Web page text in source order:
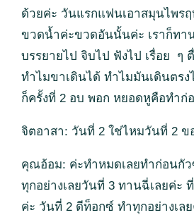
ด้วยค่ะ วันแรกแฟนเอาสมุนไพร
ขวดน้ำค่ะขวดอันนั้นค่ะ เราก็ท
บรรยายไป จิบไป ฟังไป เรื่อย
ทำไมขาเดินได้ ทำไมมันเดินตร
ก็ครั้งที่ 2 อบ พอก หยอดหูคือทำก่
จิตอาสา: วันที่ 2 ใช่ไหมวันที่ 2 ข
คุณอ้อม: ค่ะทำหมดเลยทำก่อนกั
ทุกอย่างเลยวันที่ 3 ทานฉี่เลยค่ะ
ค่ะ วันที่ 2 ดีท็อกซ์ ทำทุกอย่างเลย